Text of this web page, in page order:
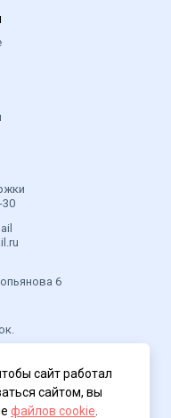
30
6
сайт работал
сайтом, вы
файлов cookie